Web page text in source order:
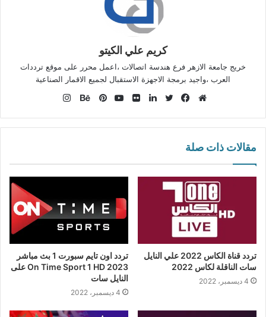
كريم علي الكيتو
خريج جامعة الازهر فرع هندسة اتصالات ،اعمل محرر على موقع ترددات
العرب ،واجيد برمجة الاجهزة الاستقبال لجميع الاقمار الصناعية
الويب
من
مقالات ذات صلة
تردد قناة الكاس 2022 علي النايل
سات الناقلة لكاس 2022
4 ديسمبر، 2022
تردد اون تايم سبورت 1 بث مباشر
On Time Sport 1 HD 2023 على
النايل سات
4 ديسمبر، 2022